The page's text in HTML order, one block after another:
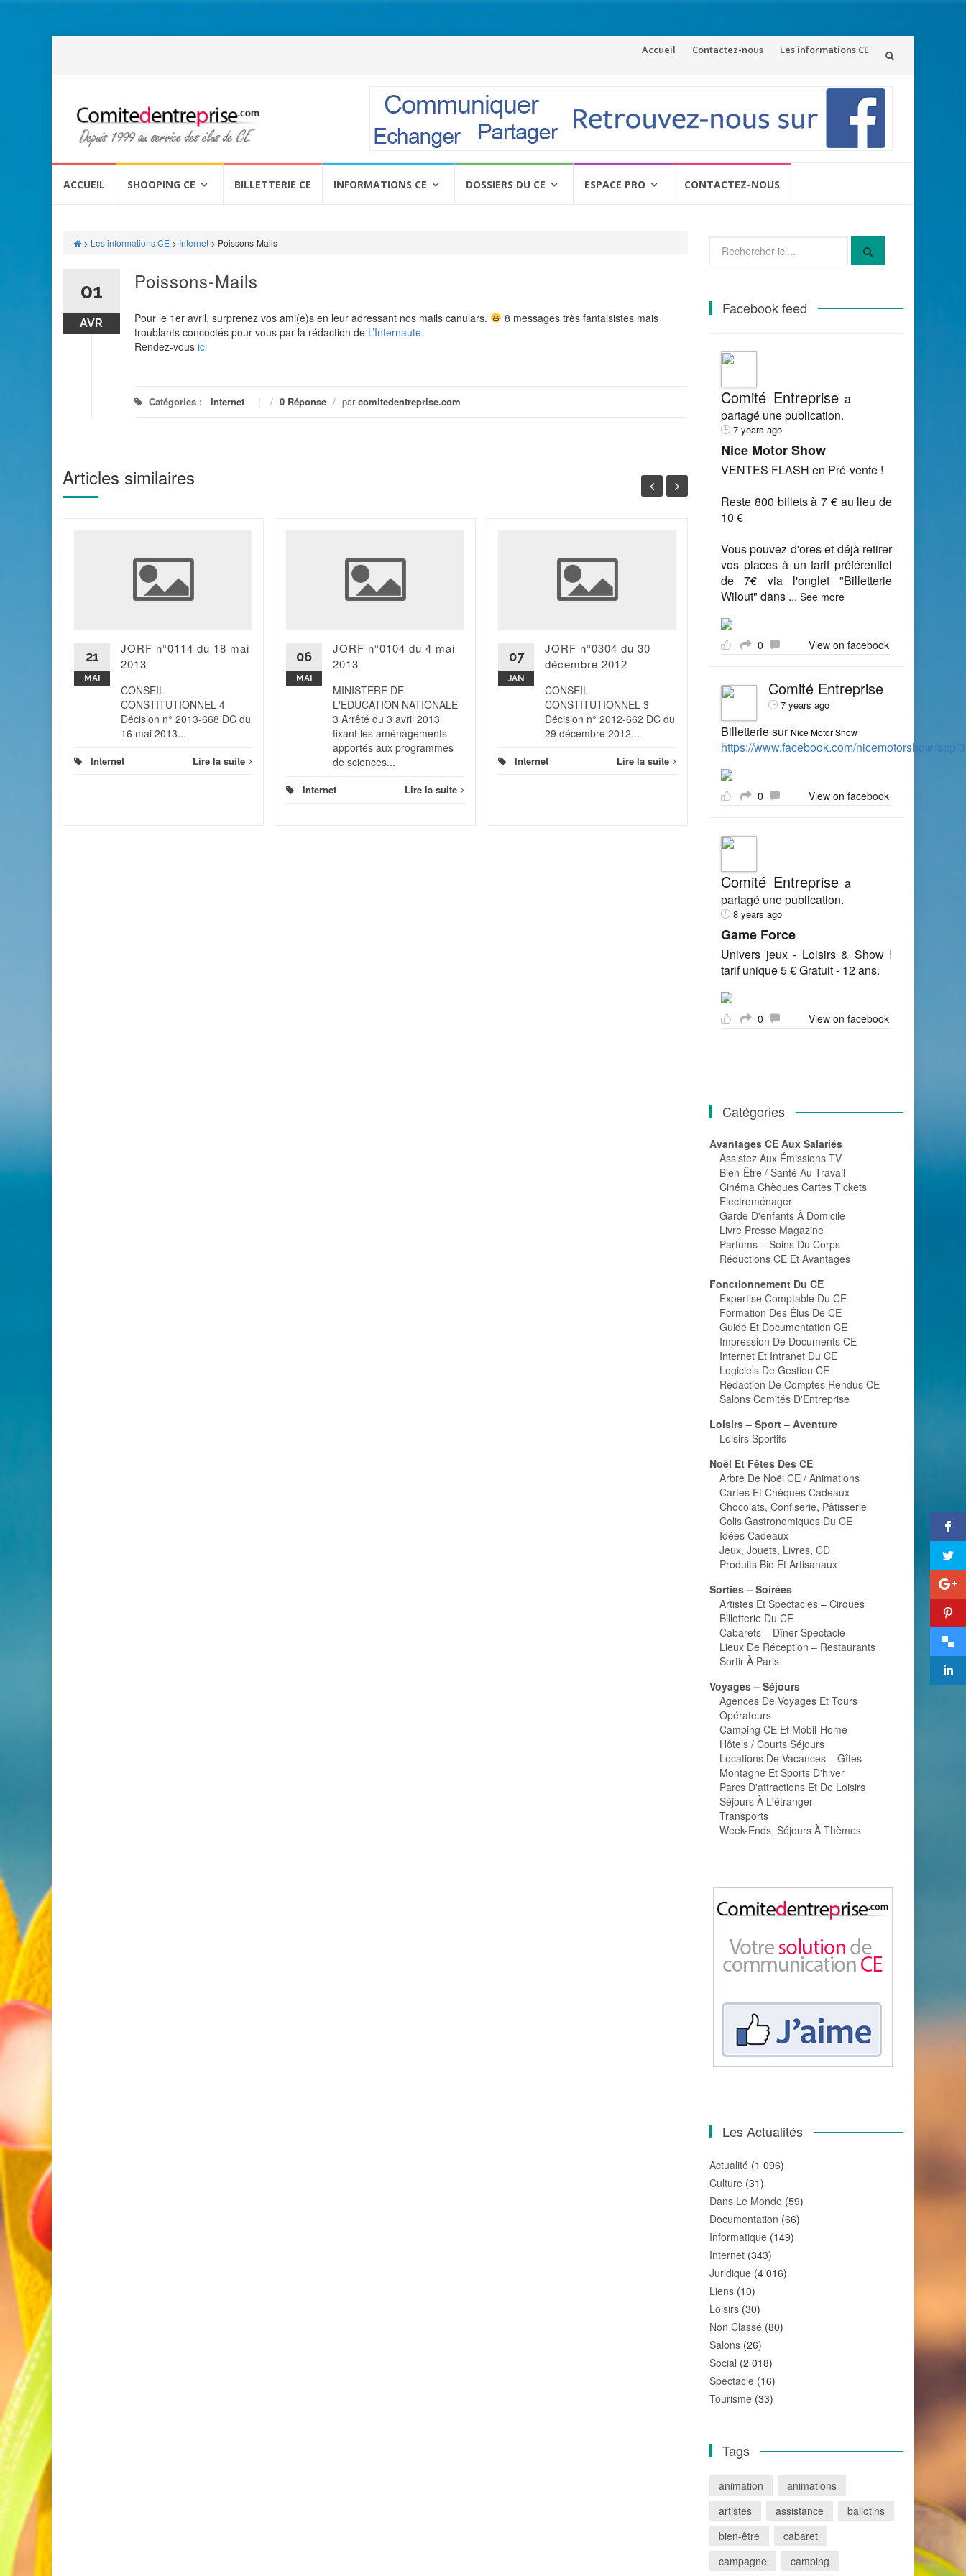
Aller
Accueil Contactez-nous Les informations CE
ACCUEIL SHOOPING CE BILLETTERIE CE INFORMATIONS CE DOSSIERS DU CE ESPACE PRO CONTACTEZ-NOUS
> Les informations CE > Internet > Poissons-Mails
01
AVR
Poissons-Mails
Pour le 1er avril, surprenez vos ami(e)s en leur adressant nos mails canulars.
8 messages très fantaisistes mais
troublants concoctés pour vous par la rédaction de L’Internaute.
Rendez-vous ici
Catégories : Internet / 0 Réponse / parcomitedentreprise.com
Articles similaires
21
MAI
JORF n°0114 du 18 mai
2013
CONSEIL
CONSTITUTIONNEL 4
Décision n° 2013-668 DC du
16 mai 2013...
Internet Lire la suite
06
MAI
JORF n°0104 du 4 mai
2013
MINISTERE DE
L'EDUCATION NATIONALE
3 Arrêté du 3 avril 2013
fixant les aménagements
apportés aux programmes
de sciences...
Internet Lire la suite
07
JAN
JORF n°0304 du 30
décembre 2012
CONSEIL
CONSTITUTIONNEL 3
Décision n° 2012-662 DC du
29 décembre 2012...
Internet Lire la suite
27
FÉV
JORF n°0048 du 25
février 2012
DECRETS, ARRETES,
CIRCULAIRES TEXTES
février 2012 portant
Internet Lire la suite
pour
Facebook feed
Comité Entreprisea
partagé une publication.
7 years ago
Nice Motor Show
VENTES FLASH en Pré-vente !
Reste 800 billets à 7 € au lieu de
10 €
Vous pouvez d'ores et déjà retirer
vos places à un tarif préférentiel
de 7€ via l'onglet "Billetterie
Wilout" dans ... See more
0 View on facebook
Comité Entreprise
7 years ago
Billetterie sur Nice Motor Show
https://www.facebook.com/nicemotorshow/app/
0 View on facebook
Comité Entreprisea
partagé une publication.
8 years ago
Game Force
Univers jeux - Loisirs & Show !
tarif unique 5 € Gratuit - 12 ans.
0 View on facebook
Catégories
Avantages CE Aux Salariés
Assistez Aux Émissions TV
Bien-Être / Santé Au Travail
Cinéma Chèques Cartes Tickets
Electroménager
Garde D'enfants À Domicile
Livre Presse Magazine
Parfums – Soins Du Corps
Réductions CE Et Avantages
Fonctionnement Du CE
Expertise Comptable Du CE
Formation Des Élus De CE
Guide Et Documentation CE
Impression De Documents CE
Internet Et Intranet Du CE
Logiciels De Gestion CE
Rédaction De Comptes Rendus CE
Salons Comités D'Entreprise
Loisirs – Sport – Aventure
Loisirs Sportifs
Noël Et Fêtes Des CE
Arbre De Noël CE / Animations
Cartes Et Chèques Cadeaux
Chocolats, Confiserie, Pâtisserie
Colis Gastronomiques Du CE
Idées Cadeaux
Jeux, Jouets, Livres, CD
Produits Bio Et Artisanaux
Sorties – Soirées
Artistes Et Spectacles – Cirques
Billetterie Du CE
Cabarets – Dîner Spectacle
Lieux De Réception – Restaurants
Sortir À Paris
Voyages – Séjours
Agences De Voyages Et Tours
Opérateurs
Camping CE Et Mobil-Home
Hôtels / Courts Séjours
Locations De Vacances – Gîtes
Montagne Et Sports D'hiver
Parcs D'attractions Et De Loisirs
Séjours À L'étranger
Transports
Week-Ends, Séjours À Thèmes
Les Actualités
Actualité (1 096)
Culture (31)
Dans Le Monde (59)
Documentation (66)
Informatique (149)
Internet (343)
Juridique (4 016)
Liens (10)
Loisirs (30)
Non Classé (80)
Salons (26)
Social (2 018)
Spectacle (16)
Tourisme (33)
Tags
animation
animations
artistes
assistance
ballotins
bien-être
cabaret
campagne
camping